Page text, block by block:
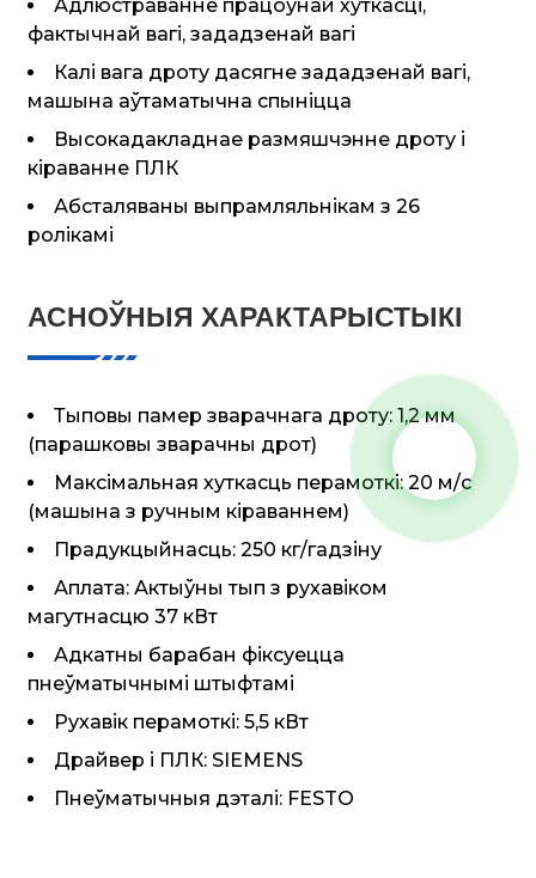
Адлюстраванне працоўнай хуткасці,
фактычнай вагі, зададзенай вагі
Калі вага дроту дасягне зададзенай вагі,
машына аўтаматычна спыніцца
Высокадакладнае размяшчэнне дроту і
кіраванне ПЛК
Абсталяваны выпрамляльнікам з 26
ролікамі
АСНОЎНЫЯ ХАРАКТАРЫСТЫКІ
Тыповы памер зварачнага дроту: 1,2 мм
(парашковы зварачны дрот)
Максімальная хуткасць перамоткі: 20 м/с
(машына з ручным кіраваннем)
Прадукцыйнасць: 250 кг/гадзіну
Аплата: Актыўны тып з рухавіком
магутнасцю 37 кВт
Адкатны барабан фіксуецца
пнеўматычнымі штыфтамі
Рухавік перамоткі: 5,5 кВт
Драйвер і ПЛК: SIEMENS
Пнеўматычныя дэталі: FESTO